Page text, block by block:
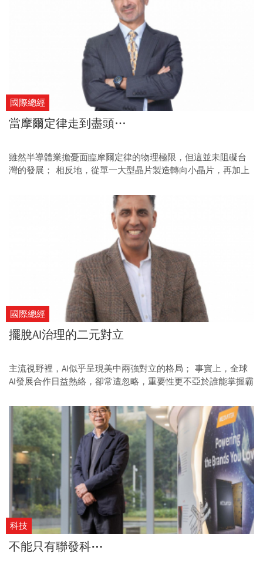
國際總經
當摩爾定律走到盡頭…
雖然半導體業擔憂面臨摩爾定律的物理極限，但這並未阻礙台
灣的發展； 相反地，從單一大型晶片製造轉向小晶片，再加上
國際總經
擺脫AI治理的二元對立
主流視野裡，AI似乎呈現美中兩強對立的格局； 事實上，全球
AI發展合作日益熱絡，卻常遭忽略，重要性更不亞於誰能掌握霸
科技
不能只有聯發科⋯